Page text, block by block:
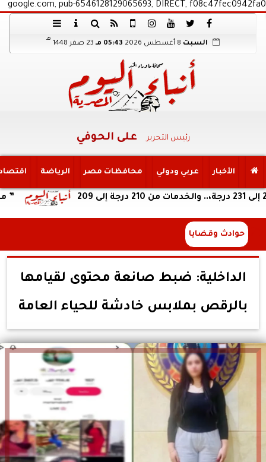
google.com, pub-6546128129065693, DIRECT, f08c47fec0942fa0
السبت 05:43 مـ 23 صفر 1448
هـ
رئيس التحرير على الحوفي
الأخبار عربي ودولي محافظات مصر الرياضة
” ماسبيرو
حوادث وقضايا
الداخلية: ضبط صانعة محتوى لقيامها
بالرقص بملابس خادشة للحياء العامة